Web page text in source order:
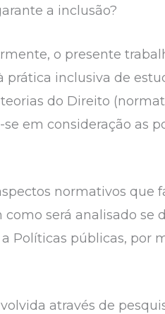
a inclusão?
o presente
prática inclusiva de
do Direito
em consideração as
normativos que
será analisado se
Políticas públicas, por
através de